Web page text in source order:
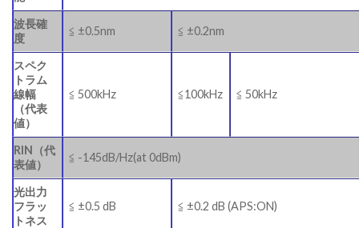
波長確
度
≦ ±0.5nm ≦ ±0.2nm
スペク
トラム
線幅
（代表
値）
≦ 500kHz ≦100kHz ≦ 50kHz
RIN（代
表値）
≦ -145dB/Hz(at 0dBm)
光出力
フラッ
トネス
≦ ±0.5 dB ≦ ±0.2 dB (APS:ON)